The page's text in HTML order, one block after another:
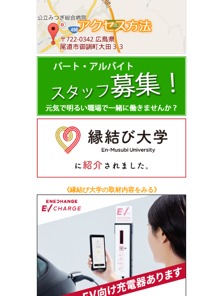
《縁結び大学の取材内容をみる》